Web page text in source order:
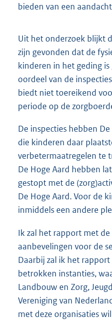
bieden van een
Uit het onderzoek blijkt
zijn gevonden dat de
kinderen in het geding
oordeel van de
biedt niet toereikend
periode op de
De inspecties hebben
die kinderen daar
verbetermaatregelen te
De Hoge Aard hebben
gestopt met de
De Hoge Aard. Voor de
inmiddels een andere
Ik zal het rapport met de
aanbevelingen voor de
Daarbij zal ik het
betrokken instanties,
Landbouw en Zorg,
Vereniging van
met deze organisaties